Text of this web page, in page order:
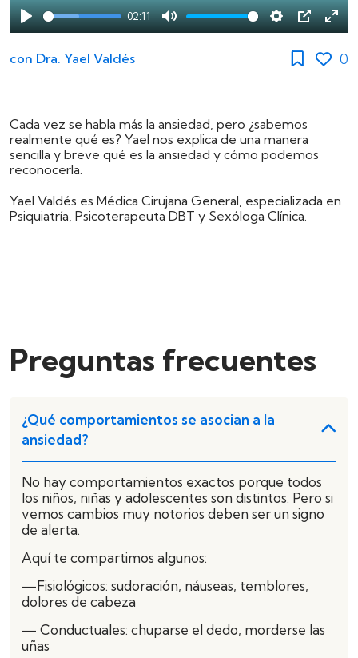
Play
02:11
Mute Settings
PIP
con Dra. Yael Valdés 0
Cada vez se habla más la ansiedad, pero ¿sabemos
realmente qué es? Yael nos explica de una manera
sencilla y breve qué es la ansiedad y cómo podemos
reconocerla.
Yael Valdés es Médica Cirujana General, especializada en
Psiquiatría, Psicoterapeuta DBT y Sexóloga Clínica.
Preguntas frecuentes
¿Qué comportamientos se asocian a la
ansiedad?
No hay comportamientos exactos porque todos
los niños, niñas y adolescentes son distintos. Pero si
vemos cambios muy notorios deben ser un signo
de alerta.
Aquí te compartimos algunos:
—Fisiológicos: sudoración, náuseas, temblores,
dolores de cabeza
— Conductuales: chuparse el dedo, morderse las
uñas